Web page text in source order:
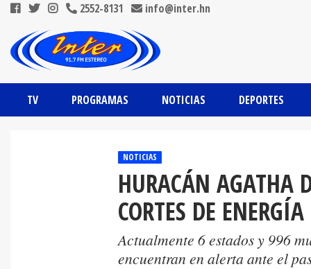
2552-8131 info@inter.hn
TV PROGRAMAS NOTICIAS DEPORTES
NOTICIAS
HURACÁN AGATHA
CORTES DE
Actualmente 6 estados y 996
encuentran en alerta ante el